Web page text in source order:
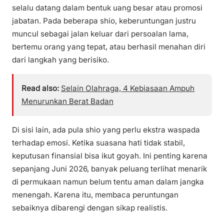
selalu datang dalam bentuk uang besar atau promosi
jabatan. Pada beberapa shio, keberuntungan justru
muncul sebagai jalan keluar dari persoalan lama,
bertemu orang yang tepat, atau berhasil menahan diri
dari langkah yang berisiko.
Read also: Selain Olahraga, 4 Kebiasaan Ampuh
Menurunkan Berat Badan
Di sisi lain, ada pula shio yang perlu ekstra waspada
terhadap emosi. Ketika suasana hati tidak stabil,
keputusan finansial bisa ikut goyah. Ini penting karena
sepanjang Juni 2026, banyak peluang terlihat menarik
di permukaan namun belum tentu aman dalam jangka
menengah. Karena itu, membaca peruntungan
sebaiknya dibarengi dengan sikap realistis.